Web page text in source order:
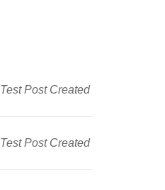
Test Post Created
Test Post Created